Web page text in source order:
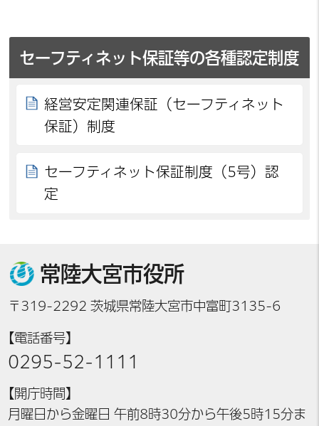
セーフティネット保証等の各種認定制度
経営安定関連保証（セーフティネット
保証）制度
セーフティネット保証制度（5号）認
定
常陸大宮市役所
〒319-2292 茨城県常陸大宮市中富町3135-6
【電話番号】
0295-52-1111
【開庁時間】
月曜日から金曜日 午前8時30分から午後5時15分ま